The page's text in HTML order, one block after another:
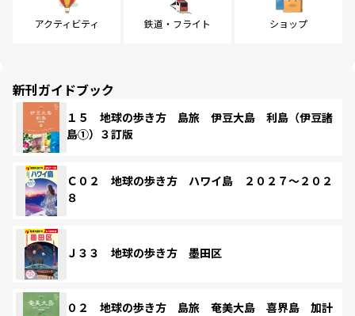
アクティビティ 鉄道・フライト ショップ
新刊ガイドブック
１５ 地球の歩き方 島旅 伊豆大島 利島（伊豆諸
島①）３訂版
Ｃ０２ 地球の歩き方 ハワイ島 ２０２７～２０２
８
Ｊ３３ 地球の歩き方 墨田区
０２ 地球の歩き方 島旅 奄美大島 喜界島 加計